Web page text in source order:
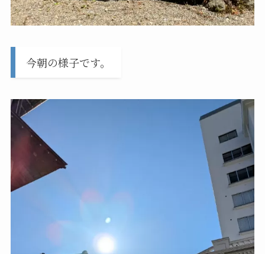
今朝の様子です。